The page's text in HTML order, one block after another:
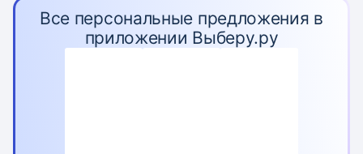
Все персональные предложения в
приложении Выберу.ру